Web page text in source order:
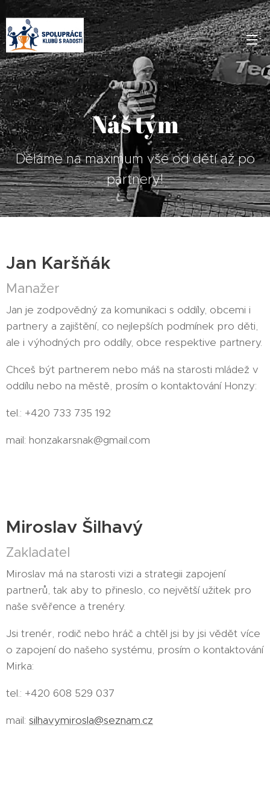
Náš tým
Děláme na maximum vše od dětí až po
partnery!
Jan Karšňák
Manažer
Jan je zodpovědný za komunikaci s oddíly, obcemi i
partnery a zajištění, co nejlepších podmínek pro děti,
ale i výhodných pro oddíly, obce respektive partnery.
Chceš být partnerem nebo máš na starosti mládež v
oddílu nebo na městě, prosím o kontaktování Honzy:
tel.: +420 733 735 192
mail: honzakarsnak@gmail.com
Miroslav Šilhavý
Zakladatel
Miroslav má na starosti vizi a strategii zapojení
partnerů, tak aby to přineslo, co největší užitek pro
naše svěřence a trenéry.
Jsi trenér, rodič nebo hráč a chtěl jsi by jsi vědět více
o zapojení do našeho systému, prosím o kontaktování
Mirka:
tel.: +420 608 529 037
mail: silhavymirosla@seznam.cz